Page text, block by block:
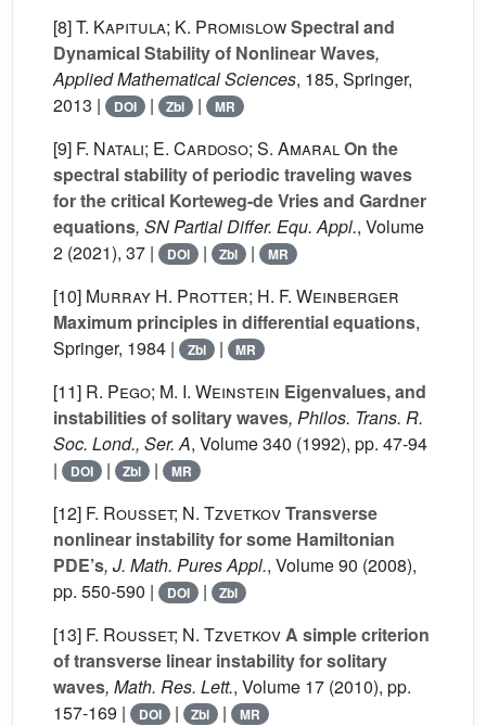
[8]T. Kapitula; K. PromislowSpectral and
Dynamical Stability of Nonlinear Waves,
Applied Mathematical Sciences, 185, Springer,
2013 |
DOI | Zbl | MR
[9] F. Natali; E. Cardoso; S. AmaralOn the
spectral stability of periodic traveling waves
for the critical Korteweg-de Vries and Gardner
equations, SN Partial Differ. Equ. Appl., Volume
2 (2021), 37 | DOI | Zbl | MR
[10] Murray H. Protter; H. F. Weinberger
Maximum principles in differential equations,
Springer, 1984 |
Zbl | MR
[11] R. Pego; M. I. Weinstein Eigenvalues, and
instabilities of solitary waves, Philos. Trans. R.
Soc. Lond., Ser. A, Volume 340 (1992), pp. 47-94
|
DOI | Zbl | MR
[12] F. Rousset; N. TzvetkovTransverse
nonlinear instability for some Hamiltonian
PDE’s, J. Math. Pures Appl., Volume 90 (2008),
pp. 550-590 |
DOI | Zbl
[13] F. Rousset; N. TzvetkovA simple criterion
of transverse linear instability for solitary
waves, Math. Res. Lett., Volume 17 (2010), pp.
157-169 |
DOI | Zbl | MR